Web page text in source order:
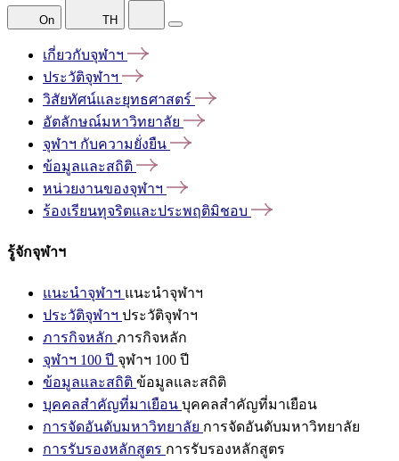
On TH
เกี่ยวกับจุฬาฯ
ประวัติจุฬาฯ
วิสัยทัศน์และยุทธศาสตร์
อัตลักษณ์มหาวิทยาลัย
จุฬาฯ กับความยั่งยืน
ข้อมูลและสถิติ
หน่วยงานของจุฬาฯ
ร้องเรียนทุจริตและประพฤติมิชอบ
รู้จักจุฬาฯ
แนะนำจุฬาฯ แนะนำจุฬาฯ
ประวัติจุฬาฯ ประวัติจุฬาฯ
ภารกิจหลัก ภารกิจหลัก
จุฬาฯ 100 ปี จุฬาฯ 100 ปี
ข้อมูลและสถิติ ข้อมูลและสถิติ
บุคคลสำคัญที่มาเยือน บุคคลสำคัญที่มาเยือน
การจัดอันดับมหาวิทยาลัย การจัดอันดับมหาวิทยาลัย
การรับรองหลักสูตร การรับรองหลักสูตร